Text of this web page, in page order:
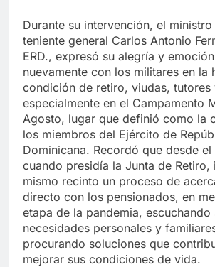
Durante su intervención, el
teniente general Carlos Antonio
ERD., expresó su alegría y
nuevamente con los militares en la
condición de retiro, viudas, tutores
especialmente en el Campamento
Agosto, lugar que definió como la
los miembros del Ejército de
Dominicana. Recordó que desde
cuando presidía la Junta de Retiro,
mismo recinto un proceso de
directo con los pensionados, en
etapa de la pandemia, escuchando
necesidades personales y
procurando soluciones que
mejorar sus condiciones de vida.